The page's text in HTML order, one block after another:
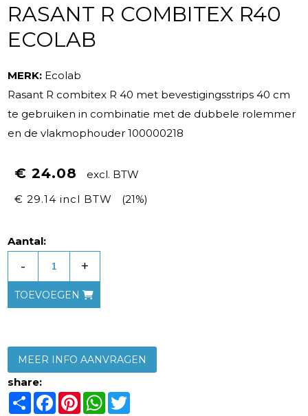
RASANT R COMBITEX R40
ECOLAB
MERK: Ecolab
Rasant R combitex R 40 met bevestigingsstrips 40 cm
te gebruiken in combinatie met de dubbele rolemmer
en de vlakmophouder 100000218
€ 24.08
excl. BTW
€ 29.14 incl BTW
(21%)
Aantal:
- +
TOEVOEGEN
MEER INFO AANVRAGEN
share:
ShareFacebook
PinterestWhatsApp